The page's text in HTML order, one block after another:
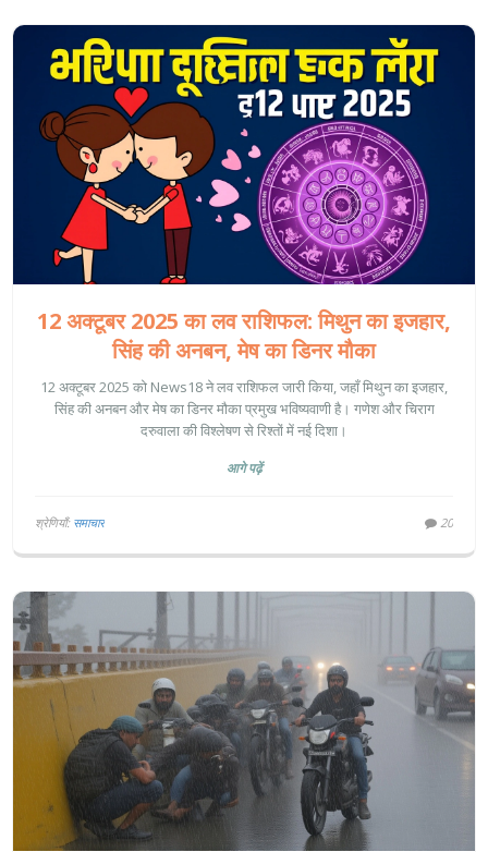
12 अक्टूबर 2025 का लव राशिफल: मिथुन का इजहार,
सिंह की अनबन, मेष का डिनर मौका
12 अक्टूबर 2025 को News18 ने लव राशिफल जारी किया, जहाँ मिथुन का इजहार,
सिंह की अनबन और मेष का डिनर मौका प्रमुख भविष्यवाणी है। गणेश और चिराग
दरुवाला की विश्लेषण से रिश्तों में नई दिशा।
आगे पढ़ें
श्रेणियाँ: समाचार 20